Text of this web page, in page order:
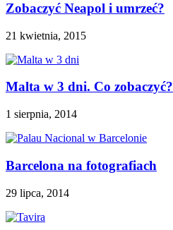
Zobaczyć Neapol i umrzeć?
21 kwietnia, 2015
Malta w 3 dni. Co zobaczyć?
1 sierpnia, 2014
Barcelona na fotografiach
29 lipca, 2014